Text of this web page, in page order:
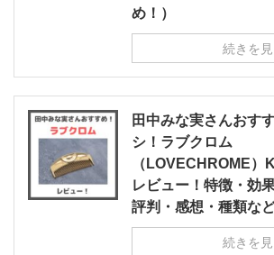
め！）
続きを
田中みな実さんおす
シ！ラブクロム
（LOVECHROME）
レビュー！特徴・効
評判・感想・種類な
続きを